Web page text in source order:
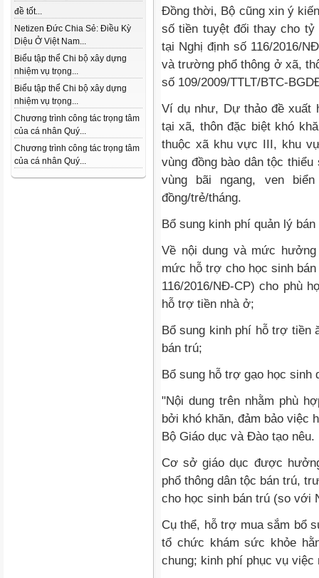
đề tốt...
Netizen Đức Chia Sẻ: Điều Kỳ
Diệu Ở Việt Nam...
Biểu tập thể Chi bộ xây dựng
nhiệm vụ trọng...
Biểu tập thể Chi bộ xây dựng
nhiệm vụ trọng...
Chương trình công tác trọng tâm
của cá nhân Quý...
Chương trình công tác trọng tâm
của cá nhân Quý...
Đồng thời, Bộ cũng xin ý
số tiền tuyệt đối thay cho
tại Nghị định số 116/2016/
và trường phổ thông ở xã,
số 109/2009/TTLT/BTC-
Ví dụ như, Dự thảo đề xuất
tại xã, thôn đặc biệt khó
thuộc xã khu vực III, khu
vùng đồng bào dân tộc
vùng bãi ngang, ven
đồng/trẻ/tháng.
Bổ sung kinh phí quản lý
Về nội dung và mức
mức hỗ trợ cho học sinh
116/2016/NĐ-CP) cho phù
hỗ trợ tiền nhà ở;
Bổ sung kinh phí hỗ trợ tiền
bán trú;
Bổ sung hỗ trợ gạo học sinh
"Nội dung trên nhằm phù
bởi khó khăn, đảm bảo việc
Bộ Giáo dục và Đào tạo nêu.
Cơ sở giáo dục được
phổ thông dân tộc bán trú,
cho học sinh bán trú (so với
Cụ thể, hỗ trợ mua sắm bổ
tổ chức khám sức khỏe
chung; kinh phí phục vụ việc